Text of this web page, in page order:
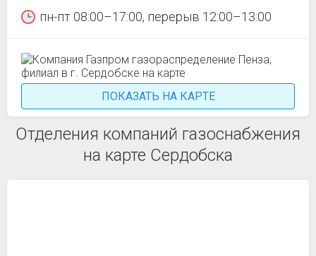
пн-пт 08:00–17:00, перерыв 12:00–13:00
ПОКАЗАТЬ НА КАРТЕ
Отделения компаний газоснабжения
на карте Сердобска